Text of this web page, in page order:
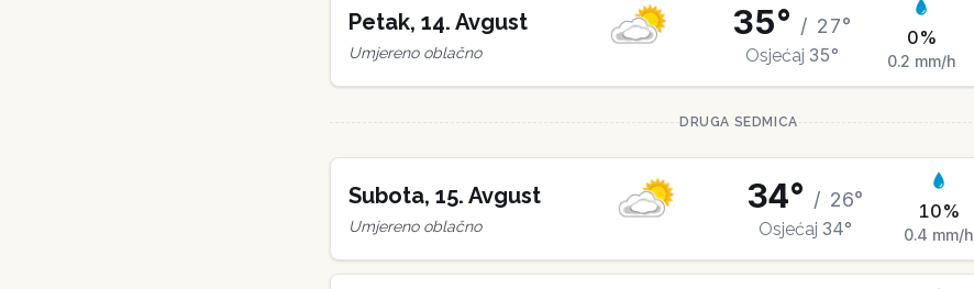
Petak, 14. Avgust
Umjereno oblačno
35° / 27°
Osjećaj 35°
0%
0.2 mm/h
DRUGA SEDMICA
Subota, 15. Avgust
Umjereno oblačno
34° / 26°
Osjećaj 34°
10%
0.4 mm/h